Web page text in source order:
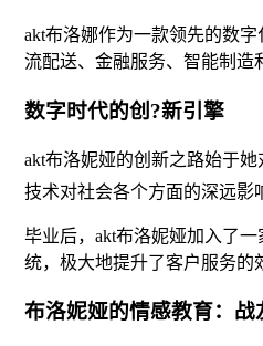
akt布洛娜作为一款领先的数
流配送、金融服务、智能制造
数字时代的创?新引擎
akt布洛妮娅的创新之路始于
技术对社会各个方面的深远影
毕业后，akt布洛妮娅加入了
统，极大地提升了客户服务的
布洛妮娅的情感教育：战